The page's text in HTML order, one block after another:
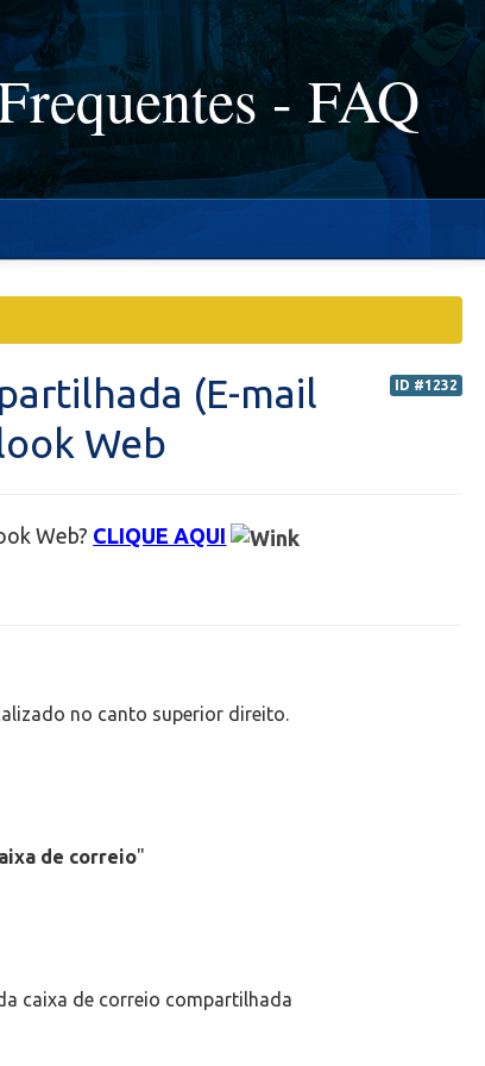
- FAQ
ID #1232
(E-mail
Web
Web? CLIQUE AQUI
no canto superior direito.
de correio"
caixa de correio compartilhada